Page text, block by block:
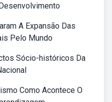
A Expansão Das
Pelo Mundo
Sócio-históricos Da
Como Acontece O